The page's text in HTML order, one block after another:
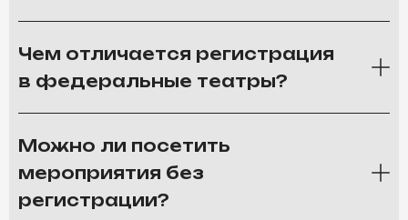
Чем отличается регистрация
в федеральные театры?
Можно ли посетить
мероприятия без
регистрации?